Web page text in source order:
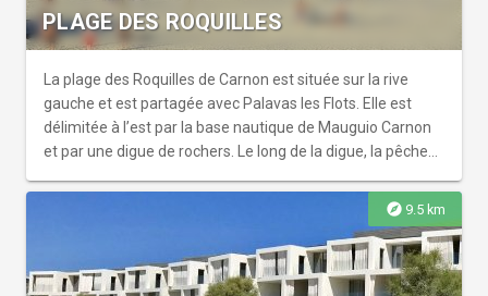
PLAGE DES ROQUILLES
La plage des Roquilles de Carnon est située sur la rive
gauche et est partagée avec Palavas les Flots. Elle est
délimitée à l’est par la base nautique de Mauguio Carnon
et par une digue de rochers. Le long de la digue, la pêche
disponible sur cette plage avec locations de matelas.
Rampe d'accès pour PMR, 3 places de parking PMR sur
l'avenue Samuel Bassaget. Zone de baignade surveillée.
explore 9.5 km